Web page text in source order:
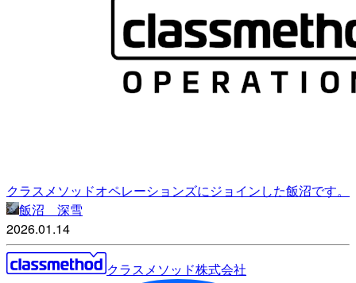
クラスメソッドオペレーションズにジョインした飯沼です。
飯沼 深雪
2026.01.14
クラスメソッド株式会社